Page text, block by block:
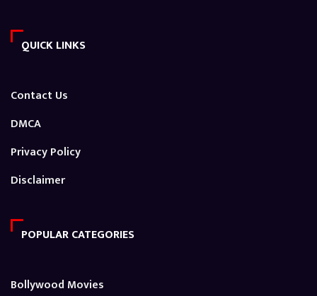
QUICK LINKS
Contact Us
DMCA
Privacy Policy
Disclaimer
POPULAR CATEGORIES
Bollywood Movies